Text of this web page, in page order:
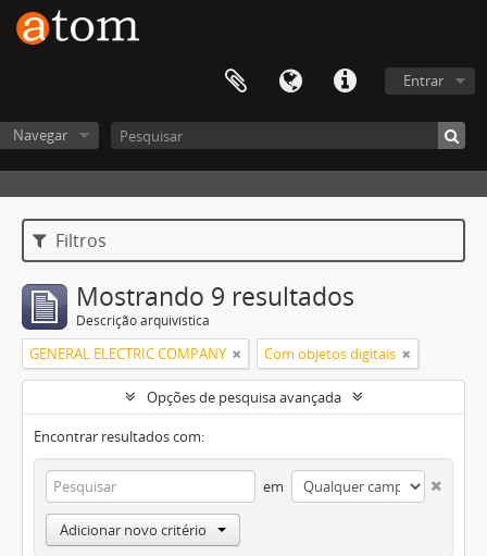
Entrar
Navegar
Filtros
Mostrando 9 resultados
Descrição arquivística
GENERAL ELECTRIC COMPANY Com objetos digitais
Opções de pesquisa avançada
Encontrar resultados com:
em
Adicionar novo critério